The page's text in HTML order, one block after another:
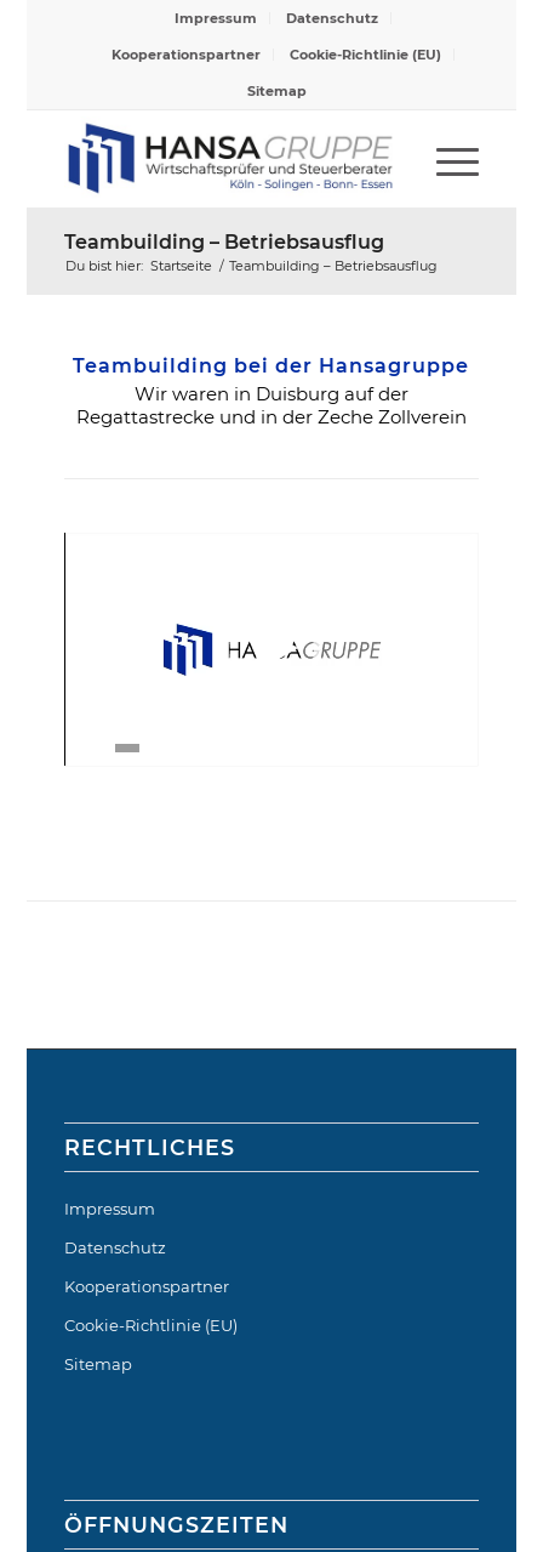
Impressum Datenschutz
Kooperationspartner Cookie-Richtlinie (EU)
Sitemap
Teambuilding – Betriebsausflug
Du bist hier: Startseite / Teambuilding – Betriebsausflug
Teambuilding bei der Hansagruppe
Wir waren in Duisburg auf der
Regattastrecke und in der Zeche Zollverein
RECHTLICHES
Impressum
Datenschutz
Kooperationspartner
Cookie-Richtlinie (EU)
Sitemap
ÖFFNUNGSZEITEN